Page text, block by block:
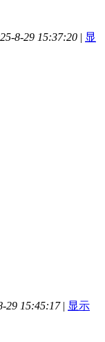
8-29 15:37:20 | 显
29 15:45:17 | 显示